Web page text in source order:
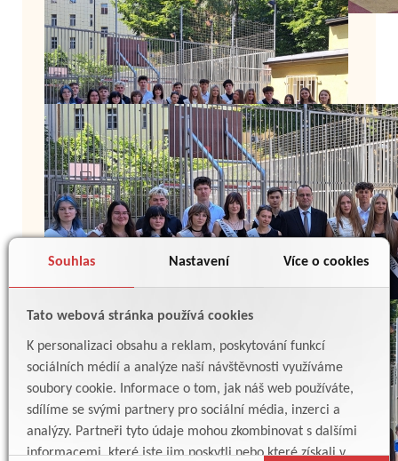
Souhlas Nastavení Více o cookies
Tato webová stránka používá cookies
K personalizaci obsahu a reklam, poskytování funkcí
sociálních médií a analýze naší návštěvnosti využíváme
soubory cookie. Informace o tom, jak náš web používáte,
sdílíme se svými partnery pro sociální média, inzerci a
analýzy. Partneři tyto údaje mohou zkombinovat s dalšími
informacemi, které jste jim poskytli nebo které získali v